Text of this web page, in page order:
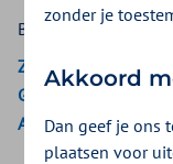
Bekijk de
Zilveren Kruis
Gemeenten Optimaal
Aon Vitaal
zonder je
Akkoord
Dan geef je ons
plaatsen voor